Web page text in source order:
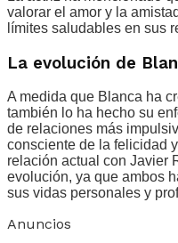
valorar el amor y la
límites saludables en sus
La evolución de
A medida que Blanca ha
también lo ha hecho su
de relaciones más
consciente de la felicidad
relación actual con Javier
evolución, ya que ambos
sus vidas personales y
Anuncios